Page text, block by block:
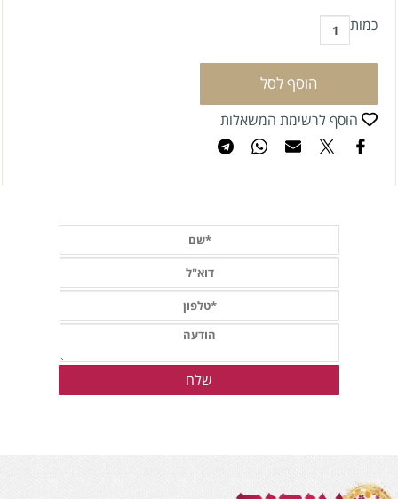
כמות
הוסף לסל
הוסף לרשימת המשאלות